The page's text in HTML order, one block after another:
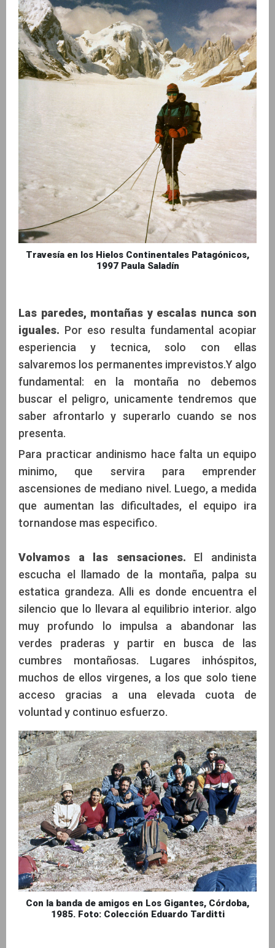
Travesía en los Hielos Continentales Patagónicos,
1997 Paula Saladín
Las paredes, montañas y escalas nunca son
iguales. Por eso resulta fundamental acopiar
esperiencia y tecnica, solo con ellas
salvaremos los permanentes imprevistos.Y algo
fundamental: en la montaña no debemos
buscar el peligro, unicamente tendremos que
saber afrontarlo y superarlo cuando se nos
presenta.
Para practicar andinismo hace falta un equipo
minimo, que servira para emprender
ascensiones de mediano nivel. Luego, a medida
que aumentan las dificultades, el equipo ira
tornandose mas especifico.
Volvamos a las sensaciones. El andinista
escucha el llamado de la montaña, palpa su
estatica grandeza. Alli es donde encuentra el
silencio que lo llevara al equilibrio interior. algo
muy profundo lo impulsa a abandonar las
verdes praderas y partir en busca de las
cumbres montañosas. Lugares inhóspitos,
muchos de ellos virgenes, a los que solo tiene
acceso gracias a una elevada cuota de
voluntad y continuo esfuerzo.
Con la banda de amigos en Los Gigantes, Córdoba,
1985. Foto: Colección Eduardo Tarditti